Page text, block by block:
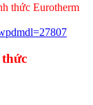
thức Eurotherm